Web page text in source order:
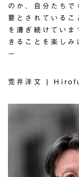
のか、自分たちで
要とされているこ
を漕ぎ続けてい
きることを楽しみ
－
荒井洋文 |